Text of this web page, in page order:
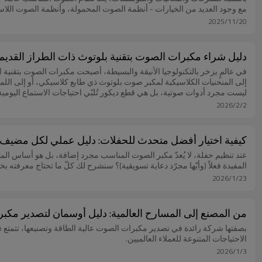
مع وجود العديد من الخيارات - أنظمة الصوت المحمولة، وأنظمة الصوت
2025/11/20
دليل شراء مكبرات الصوت بتقنية بلوتوث ذات الطراز القديم لعام 2026: تجنب هذه الأخطاء الخمسة واختر تصميمًا كلاسيكيًا
في عالمٍ يزخر بالتكنولوجيا الأنيقة والبسيطة، أصبحت مكبرات الصوت
إلى المنحنيات الكلاسيكية لمكبر صوت بلوتوث ذي طابع كلاسيكي، أو إلى
ليست مجرد أدوات صوتية، بل هي قطع ديكور تُلبّي احتياجات الاستماع
2026/2/2
كيفية اختيار أفضل متحدث للحفلات: دليل عملي لكل مضيف
عند تنظيم حفلة، لا يُعدّ مكبر الصوت المناسب مجرد إضافة، بل هو
المفيدة فعلاً (وأيّها مجرّد دعاية تسويقية)؟ سنشرح لك كلّ ما تحتاج معرفته
2026/1/23
من المصنع إلى المسارح العالمية: دليل أوسمان لتصدير
الاحتياجات المتنوعة للعملاء العالميين.
2026/1/3